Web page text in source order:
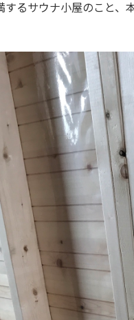
するサウナ小屋のこと、